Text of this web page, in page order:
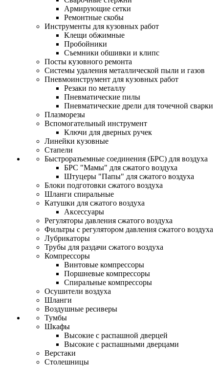
Армирующие сетки
Ремонтные скобы
Инструменты для кузовных работ
Клещи обжимные
Пробойники
Съемники обшивки и клипс
Посты кузовного ремонта
Системы удаления металлической пыли и газов
Пневмоинструмент для кузовных работ
Резаки по металлу
Пневматические пилы
Пневматические дрели для точечной сварки
Плазморезы
Вспомогательный инструмент
Ключи для дверных ручек
Линейки кузовные
Стапели
Быстроразъемные соединения (БРС) для воздуха
БРС "Мамы" для сжатого воздуха
Штуцеры "Папы" для сжатого воздуха
Блоки подготовки сжатого воздуха
Шланги спиральные
Катушки для сжатого воздуха
Аксессуары
Регуляторы давления сжатого воздуха
Фильтры с регулятором давления сжатого воздуха
Лубрикаторы
Трубы для раздачи сжатого воздуха
Компрессоры
Винтовые компрессоры
Поршневые компрессоры
Спиральные компрессоры
Осушители воздуха
Шланги
Воздушные ресиверы
Тумбы
Шкафы
Высокие с распашной дверцей
Высокие с распашными дверцами
Верстаки
Столешницы